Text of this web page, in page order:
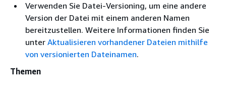
Verwenden Sie Datei-Versioning, um eine andere
Version der Datei mit einem anderen Namen
bereitzustellen. Weitere Informationen finden Sie
unter Aktualisieren vorhandener Dateien mithilfe
von versionierten Dateinamen.
Themen